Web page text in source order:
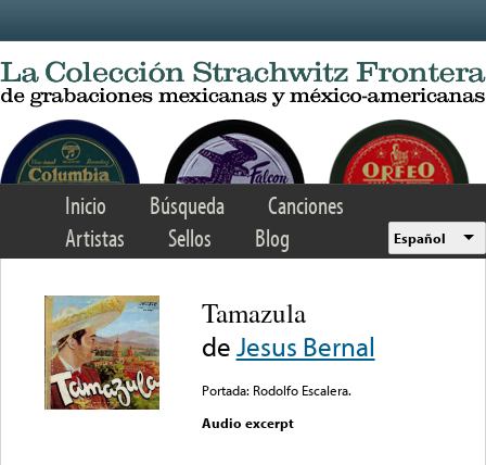
Inicio Búsqueda
Canciones
Artistas
Sellos Blog Español
Tamazula
deJesus Bernal
Portada: Rodolfo Escalera.
Audio excerpt